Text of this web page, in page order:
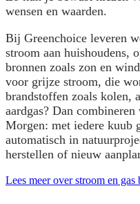
wensen en waarden.
Bij Greenchoice leveren
stroom aan huishoudens,
bronnen zoals zon en
voor grijze stroom, die
brandstoffen zoals kolen,
aardgas? Dan
Morgen: met iedere kuub
automatisch in
herstellen of nieuw
Lees meer over stroom en